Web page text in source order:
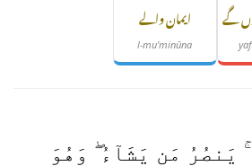
گے ایمان والے
l-mu'minūna
يَنصُرُ مَن يَشَآءُ ۖ وَهُوَ